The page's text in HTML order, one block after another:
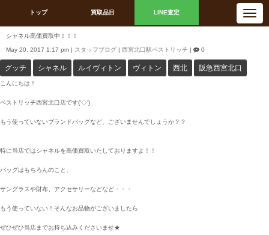
トップ 買取品目 LINE査定
N
a
v
シャネル高価買取中！！！
May 20, 2017 1:17 pm | スタッフブログ | 西宮北口駅ベストリッチ | 0
グッチ シャネル ルイヴィトン ヴィトン 西北 阪急西宮北口
こんにちは！
ベストリッチ西宮北口店です(‘◇’)ゞ
もう使っていないブランドバッグなど、ございませんでしょうか？？
特に当店ではシャネルを高価買取いたしておりますよ！！
バッグはもちろんのこと、
サングラスや財布、アクセサリーなどなど・・・
もう使っていない！そんなお品物がございましたら
ぜひぜひ当店までお持ち込みくださいませ★